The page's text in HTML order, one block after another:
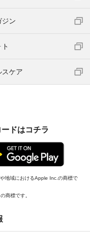
ジン
スケア
ドはコチラ
地域におけるApple Inc.の商標で
商標です。